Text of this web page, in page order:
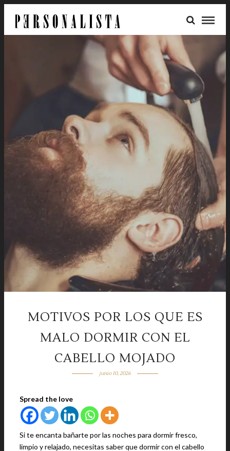
MOTIVOS POR LOS QUE ES
MALO DORMIR CON EL
CABELLO MOJADO
junio 10, 2026
Spread the love
Si te encanta bañarte por las noches para dormir fresco,
limpio y relajado, necesitas saber que dormir con el cabello